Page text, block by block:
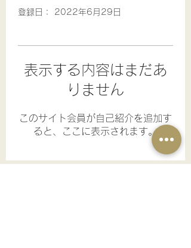
登録日： 2022年6月29日
表示する内容はまだあ
りません
このサイト会員が自己紹介を追加す
ると、ここに表示されます。